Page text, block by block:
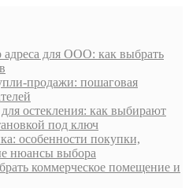
для ООО: как выбрать
продажи: пошаговая
остекления: как выбирают
под ключ
особенности покупки,
нюансы выбора
коммерческое помещение и